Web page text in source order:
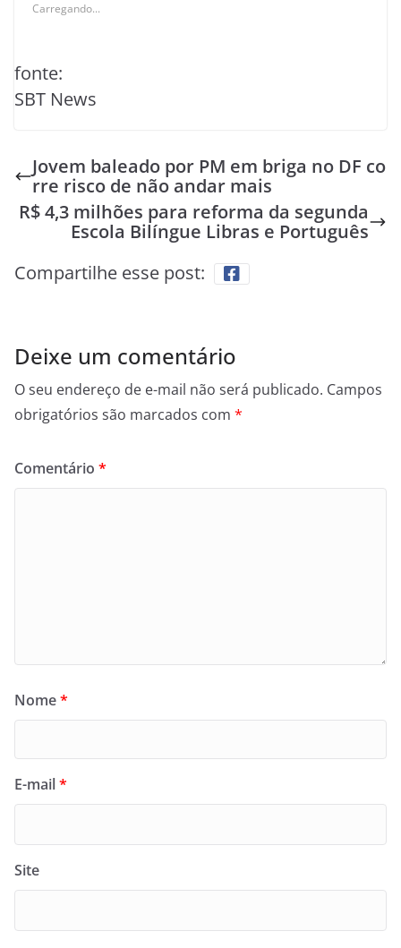
Carregando...
fonte:
SBT News
Jovem baleado por PM em briga no DF co
rre risco de não andar mais
R$ 4,3 milhões para reforma da segunda
Escola Bilíngue Libras e Português
Compartilhe esse post:
Deixe um comentário
O seu endereço de e-mail não será publicado. Campos
obrigatórios são marcados com *
Comentário *
Nome*
E-mail*
Site